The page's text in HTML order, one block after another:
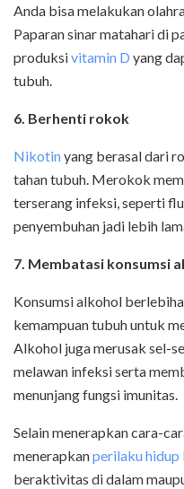
Anda bisa melakukan
Paparan sinar matahari di
produksivitamin D yang
tubuh.
6. Berhenti rokok
Nikotinyang berasal dari
tahan tubuh. Merokok
terserang infeksi, seperti
penyembuhan jadi lebih
7. Membatasi konsumsi
Konsumsi alkohol
kemampuan tubuh untuk
Alkohol juga merusak sel-
melawan infeksi serta
menunjang fungsi imunitas.
Selain menerapkan cara-
menerapkanperilaku hidup
beraktivitas di dalam